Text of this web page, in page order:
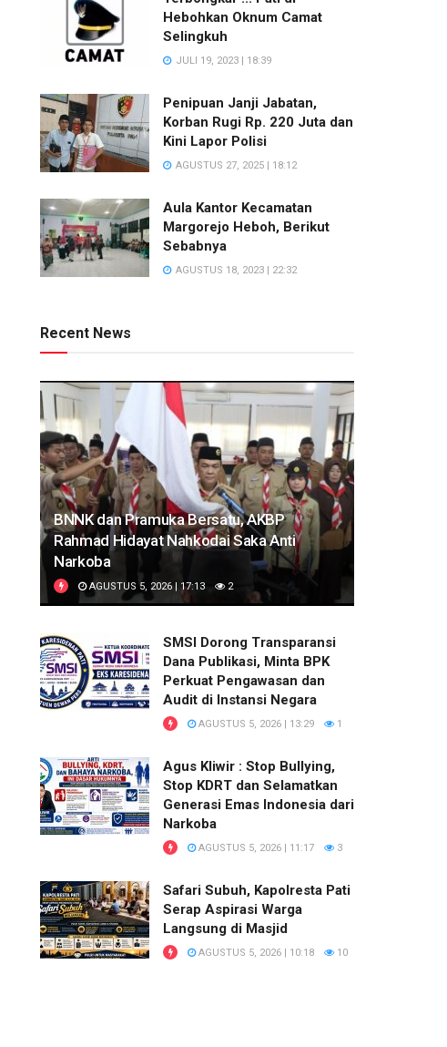
Hebohkan Oknum Camat
Selingkuh
JULI 19, 2023 | 18:39
Penipuan Janji Jabatan,
Korban Rugi Rp. 220 Juta dan
Kini Lapor Polisi
AGUSTUS 27, 2025 | 18:12
Aula Kantor Kecamatan
Margorejo Heboh, Berikut
Sebabnya
AGUSTUS 18, 2023 | 22:32
Recent News
BNNK dan Pramuka Bersatu, AKBP
Rahmad Hidayat Nahkodai Saka Anti
Narkoba
AGUSTUS 5, 2026 | 17:13 2
SMSI Dorong Transparansi
Dana Publikasi, Minta BPK
Perkuat Pengawasan dan
Audit di Instansi Negara
AGUSTUS 5, 2026 | 13:29 1
Agus Kliwir : Stop Bullying,
Stop KDRT dan Selamatkan
Generasi Emas Indonesia dari
Narkoba
AGUSTUS 5, 2026 | 11:17 3
Safari Subuh, Kapolresta Pati
Serap Aspirasi Warga
Langsung di Masjid
AGUSTUS 5, 2026 | 10:18 10